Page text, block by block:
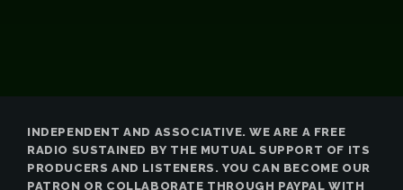
INDEPENDENT AND ASSOCIATIVE. WE ARE A FREE
RADIO SUSTAINED BY THE MUTUAL SUPPORT OF ITS
PRODUCERS AND LISTENERS. YOU CAN BECOME OUR
PATRON OR COLLABORATE THROUGH PAYPAL WITH